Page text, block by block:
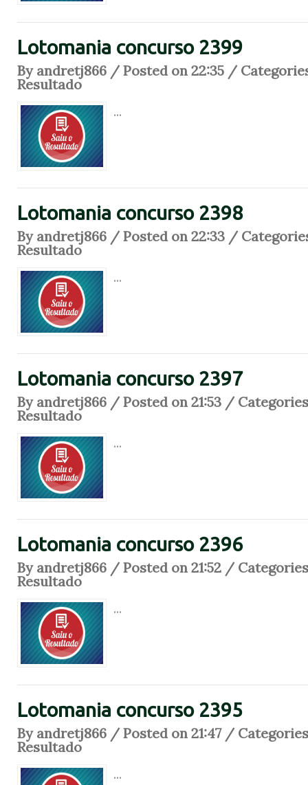
Lotomania concurso 2399
By andretj866 / Posted on 22:35 /
Resultado
...
Lotomania concurso 2398
By andretj866 / Posted on 22:33 /
Resultado
...
Lotomania concurso 2397
By andretj866 / Posted on 21:53 /
Resultado
...
Lotomania concurso 2396
By andretj866 / Posted on 21:52 /
Resultado
...
Lotomania concurso 2395
By andretj866 / Posted on 21:47 /
Resultado
...